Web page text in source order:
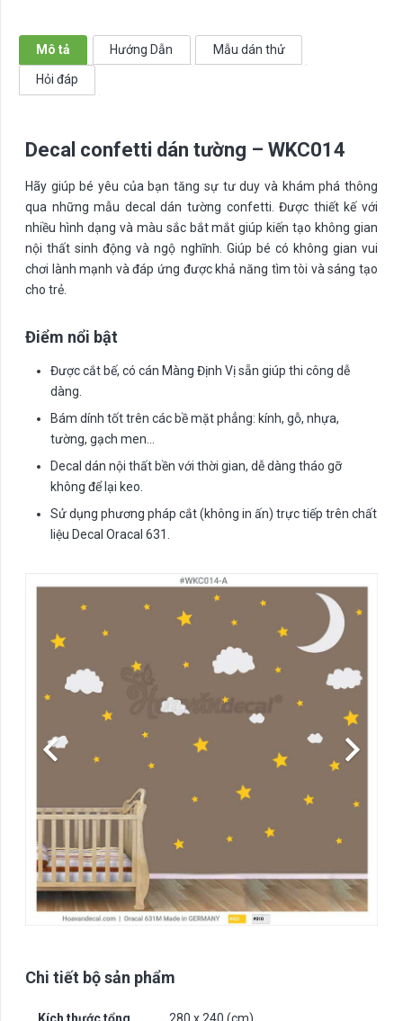
lượng
Mô tả Hướng Dẫn Mẫu dán thử
Hỏi đáp
Decal confetti dán tường – WKC014
Hãy giúp bé yêu của bạn tăng sự tư duy và khám phá thông
qua những mẫu decal dán tường confetti. Được thiết kế với
nhiều hình dạng và màu sắc bắt mắt giúp kiến tạo không gian
nội thất sinh động và ngộ nghĩnh. Giúp bé có không gian vui
chơi lành mạnh và đáp ứng được khả năng tìm tòi và sáng tạo
cho trẻ.
Điểm nổi bật
Được cắt bế, có cán Màng Định Vị sẵn giúp thi công dễ
dàng.
Bám dính tốt trên các bề mặt phẳng: kính, gỗ, nhựa,
tường, gạch men…
Decal dán nội thất bền với thời gian, dễ dàng tháo gỡ
không để lại keo.
Sử dụng phương pháp cắt (không in ấn) trực tiếp trên chất
liệu Decal Oracal 631.
Chi tiết bộ sản phẩm